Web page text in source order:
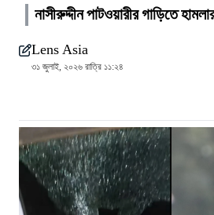
নাসীরুদ্দীন পাটওয়ারীর গাড়িতে
Lens Asia
৩১ জুলাই, ২০২৬ রাত্রি ১১:২৪